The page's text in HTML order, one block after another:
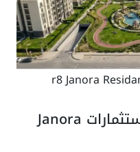
مستقبل R8 وأثره على استثمارات Janora